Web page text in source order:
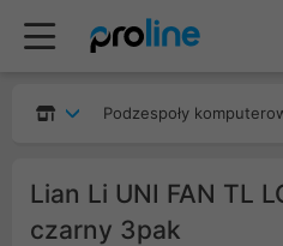
Podzespoły
Lian Li UNI FAN TL
czarny 3pak